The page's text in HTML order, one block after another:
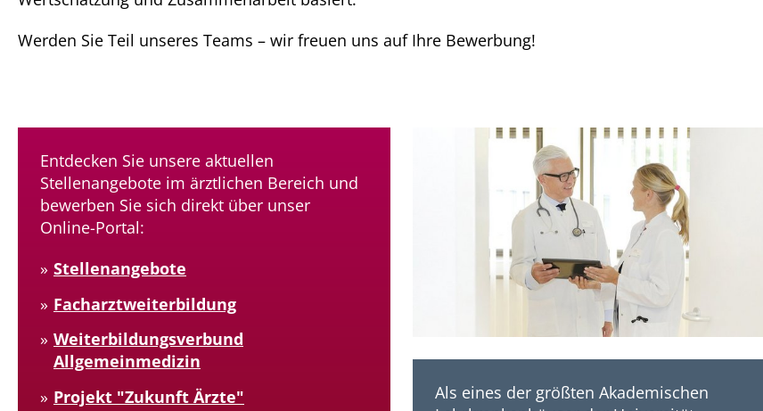
Werden Sie Teil unseres Teams – wir freuen uns auf Ihre Bewerbung!
Entdecken Sie unsere aktuellen
Stellenangebote im ärztlichen Bereich und
bewerben Sie sich direkt über unser
Online-Portal:
Stellenangebote
Facharztweiterbildung
Weiterbildungsverbund
Allgemeinmedizin
Projekt "Zukunft Ärzte"
Als eines der größten Akademischen